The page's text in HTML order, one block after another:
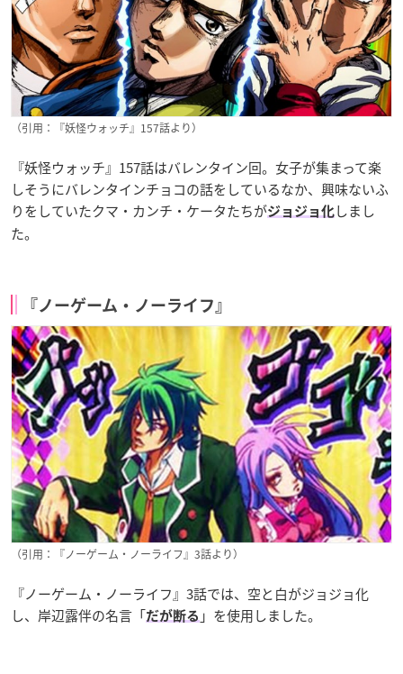
（引用：『妖怪ウォッチ』157話より）
『妖怪ウォッチ』157話はバレンタイン回。女子が集まって楽
しそうにバレンタインチョコの話をしているなか、興味ないふ
りをしていたクマ・カンチ・ケータたちがジョジョ化 しまし
た。
『ノーゲーム・ノーライフ』
（引用：『ノーゲーム・ノーライフ』3話より）
『ノーゲーム・ノーライフ』3話では、空と白がジョジョ化
し、岸辺露伴の名言「だが断る 」を使用しました。